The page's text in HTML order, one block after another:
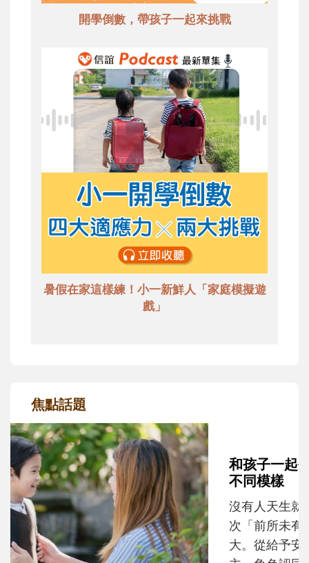
開學倒數，帶孩子一起來挑戰
暑假在家這樣練！小一新鮮人「家庭模擬遊
戲」
焦點話題